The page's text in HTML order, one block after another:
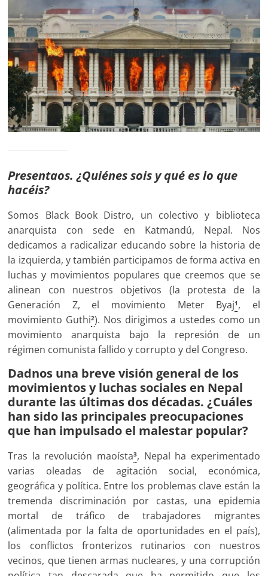
Presentaos. ¿Quiénes sois y qué es lo que
hacéis?
Somos Black Book Distro, un colectivo y biblioteca
anarquista con sede en Katmandú, Nepal. Nos
dedicamos a radicalizar educando sobre la historia de
la izquierda, y también participamos de forma activa en
luchas y movimientos populares que creemos que se
alinean con nuestros objetivos (la protesta de la
Generación Z, el movimiento Meter Byaj1, el
movimiento Guthi2). Nos dirigimos a ustedes como un
movimiento anarquista bajo la represión de un
régimen comunista fallido y corrupto y del Congreso.
Dadnos una breve visión general de los
movimientos y luchas sociales en Nepal
durante las últimas dos décadas. ¿Cuáles
han sido las principales preocupaciones
que han impulsado el malestar popular?
Tras la revolución maoísta3, Nepal ha experimentado
varias oleadas de agitación social, económica,
geográfica y política. Entre los problemas clave están la
tremenda discriminación por castas, una epidemia
mortal de tráfico de trabajadores migrantes
(alimentada por la falta de oportunidades en el país),
los conflictos fronterizos rutinarios con nuestros
vecinos, que tienen armas nucleares, y una corrupción